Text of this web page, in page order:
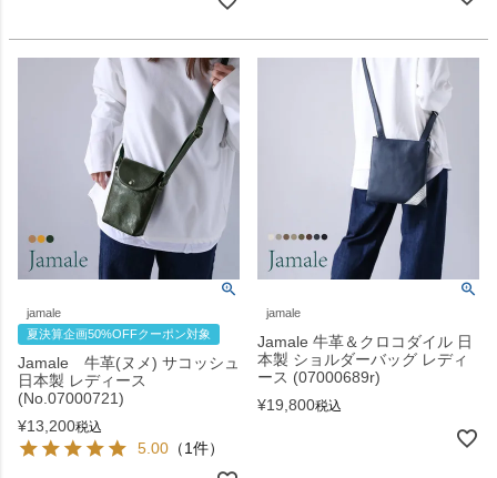
jamale
夏決算企画50%OFFクーポン対象
Jamale 牛革(ヌメ) サコッシュ
日本製 レディース
(No.07000721)
¥13,200税込
5.00 （1件）
jamale
Jamale 牛革＆クロコダイル 日
本製 ショルダーバッグ レディ
ース (07000689r)
¥19,800税込